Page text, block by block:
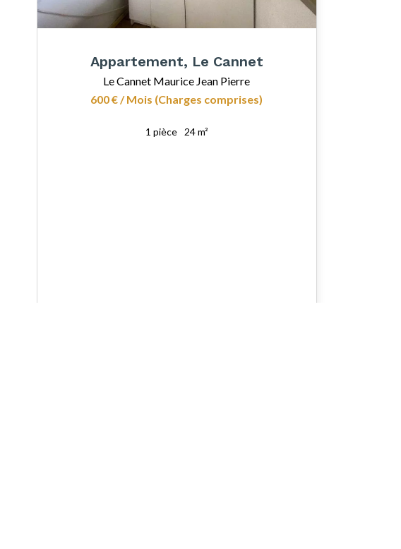
Appartement, Le Cannet
Le Cannet Maurice Jean Pierre
600 € / Mois (Charges comprises)
1 pièce 24 m²